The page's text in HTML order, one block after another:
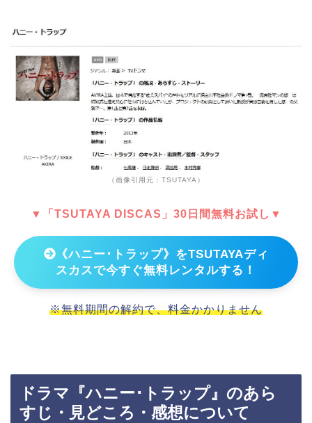
（画像引用元：TSUTAYA）
▼「TSUTAYA DISCAS」30日間無料お試し▼
《ハニー･トラップ》をTSUTAYAディ
スカスで今すぐ無料レンタルする！
※無料期間の解約で、料金かかりません
ドラマ『ハニー･トラップ』のあら
すじ・見どころ・感想について